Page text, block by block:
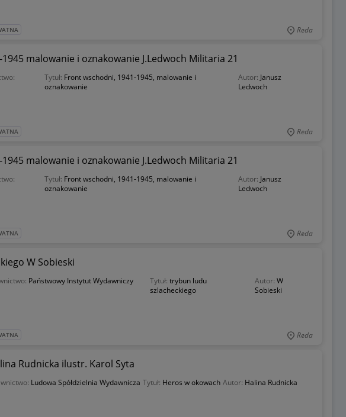
Reda
malowanie i oznakowanie J.Ledwoch Militaria 21
Tytuł: Front wschodni, 1941-1945, malowanie i
oznakowanie
Autor: Janusz
Ledwoch
Reda
malowanie i oznakowanie J.Ledwoch Militaria 21
Tytuł: Front wschodni, 1941-1945, malowanie i
oznakowanie
Autor: Janusz
Ledwoch
Reda
W Sobieski
Państwowy Instytut Wydawniczy
Tytuł:trybun ludu
szlacheckiego
Autor: W
Sobieski
Reda
Rudnicka ilustr. Karol Syta
Ludowa Spółdzielnia Wydawnicza Tytuł: Heros w okowach Autor: Halina Rudnicka